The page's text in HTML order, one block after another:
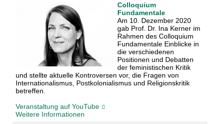
Colloquium
Fundamentale
Am 10. Dezember 2020
gab Prof. Dr. Ina Kerner im
Rahmen des Colloquium
Fundamentale Einblicke in
die verschiedenen
Positionen und Debatten
der feministischen Kritik
und stellte aktuelle Kontroversen vor, die Fragen von
Internationalismus, Postkolonialismus und Religionskritik
betreffen.
Veranstaltung auf YouTube
Weitere Informationen